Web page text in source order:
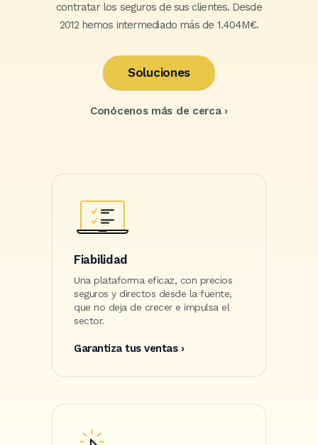
contratar los seguros de sus clientes. Desde
2012 hemos intermediado más de 1.404M€.
Soluciones
Conócenos más de cerca ›
Fiabilidad
Una plataforma eficaz, con precios
seguros y directos desde la fuente,
que no deja de crecer e impulsa el
sector.
Garantiza tus ventas ›